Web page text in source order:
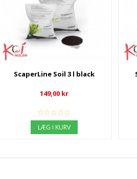
ScaperLine Soil 3 l black
149,00 kr
LÆG I KURV